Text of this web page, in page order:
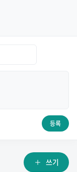
등록
쓰기